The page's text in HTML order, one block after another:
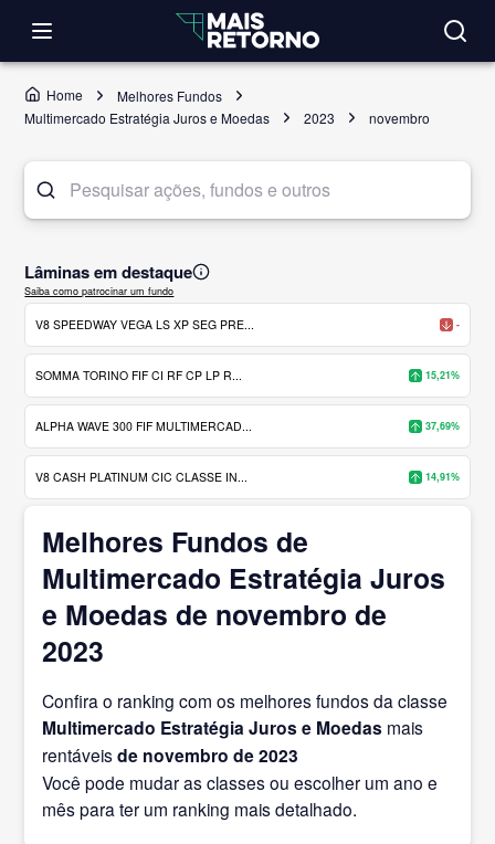
Home
Melhores Fundos
Multimercado Estratégia Juros e Moedas
2023 novembro
Lâminas em destaque
Saiba como patrocinar um fundo
V8 SPEEDWAY VEGA LS XP SEG PRE... -
SOMMA TORINO FIF CI RF CP LP R... 15,21%
ALPHA WAVE 300 FIF MULTIMERCAD... 37,69%
V8 CASH PLATINUM CIC CLASSE IN... 14,91%
Melhores Fundos de
Multimercado Estratégia Juros
e Moedas de novembro de
2023
Confira o ranking com os melhores fundos da classe
Multimercado Estratégia Juros e Moedas mais
rentáveisde novembro de 2023
Você pode mudar as classes ou escolher um ano e
mês para ter um ranking mais detalhado.